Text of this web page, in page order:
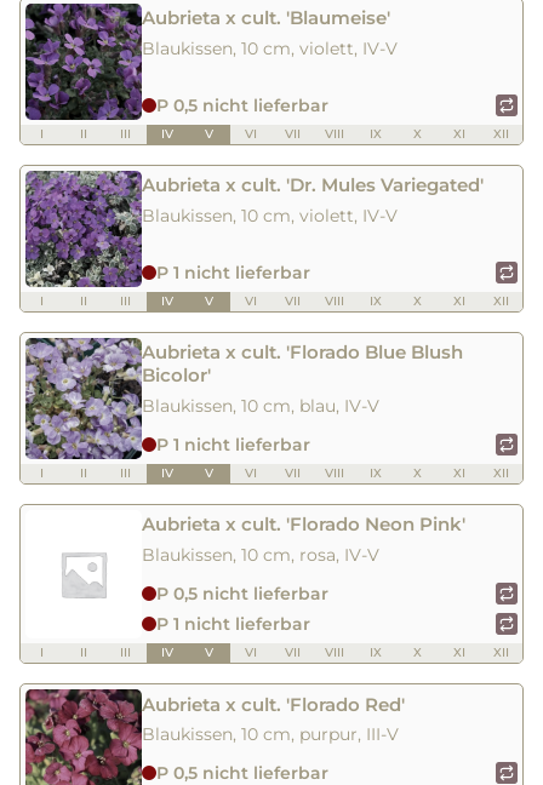
Aubrieta x cult. 'Blaumeise'
Blaukissen, 10 cm, violett, IV-V
P 0,5 nicht lieferbar
I II III IV V VI VII VIII IX X XI XII
Aubrieta x cult. 'Dr. Mules Variegated'
Blaukissen, 10 cm, violett, IV-V
P 1 nicht lieferbar
I II III IV V VI VII VIII IX X XI XII
Aubrieta x cult. 'Florado Blue Blush
Bicolor'
Blaukissen, 10 cm, blau, IV-V
P 1 nicht lieferbar
I II III IV V VI VII VIII IX X XI XII
Aubrieta x cult. 'Florado Neon Pink'
Blaukissen, 10 cm, rosa, IV-V
P 0,5 nicht lieferbar
P 1 nicht lieferbar
I II III IV V VI VII VIII IX X XI XII
Aubrieta x cult. 'Florado Red'
Blaukissen, 10 cm, purpur, III-V
P 0,5 nicht lieferbar